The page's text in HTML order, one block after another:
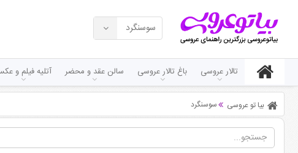
سوسنگرد
تالار عروسی باغ تالار عروسی سالن عقد و محضر آتلیه فیلم و
بیا تو عروسی سوسنگرد